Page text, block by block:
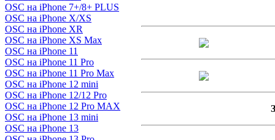
OSC на iPhone 7+/8+ PLUS
OSC на iPhone X/XS
OSC на iPhone XR
OSC на iPhone XS Max
OSC на iPhone 11
OSC на iPhone 11 Pro
OSC на iPhone 11 Pro Max
OSC на iPhone 12 mini
OSC на iPhone 12/12 Pro
OSC на iPhone 12 Pro MAX
OSC на iPhone 13 mini
OSC на iPhone 13